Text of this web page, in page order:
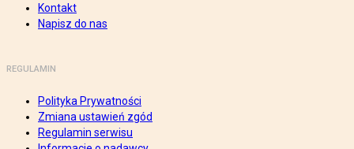
Kontakt
Napisz do nas
REGULAMIN
Polityka Prywatności
Zmiana ustawień zgód
Regulamin serwisu